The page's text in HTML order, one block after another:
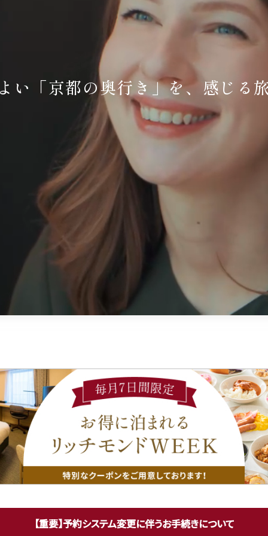
い 「京都の奥行き」を、 感じる
【重要】予約システム変更に伴うお手続きについて